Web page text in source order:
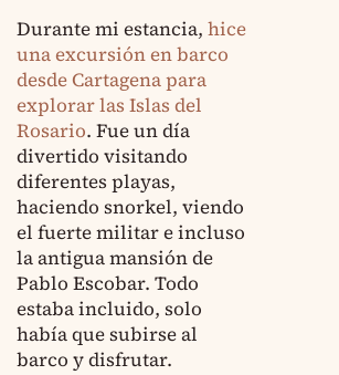
Durante mi estancia, hice
una excursión en barco
desde Cartagena para
explorar las Islas del
Rosario. Fue un día
divertido visitando
diferentes playas,
haciendo snorkel, viendo
el fuerte militar e incluso
la antigua mansión de
Pablo Escobar. Todo
estaba incluido, solo
había que subirse al
barco y disfrutar.